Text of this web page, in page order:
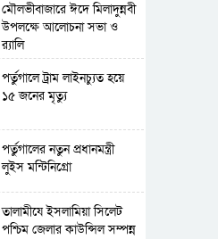
মৌলভীবাজারে ঈদে মিলাদুন্নবী
উপলক্ষে আলোচনা সভা ও
র‍্যালি
পর্তুগালে ট্রাম লাইনচ্যুত হয়ে
১৫ জনের মৃত্যু
পর্তুগালের নতুন প্রধানমন্ত্রী
লুইস মন্টিনিগ্রো
‎তালামীযে ইসলামিয়া সিলেট
পশ্চিম জেলার কাউন্সিল সম্পন্ন